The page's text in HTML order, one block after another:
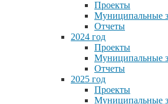
Проекты
Муниципальные
Отчеты
2024 год
Проекты
Муниципальные
Отчеты
2025 год
Проекты
Муниципальные